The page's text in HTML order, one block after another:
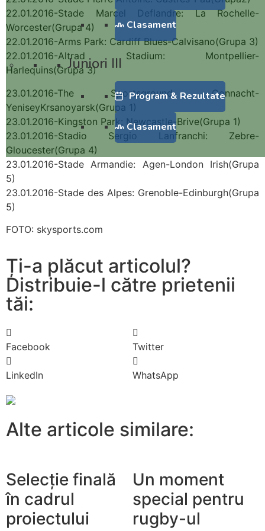
Clasament
Juniori III
Program & Rezultate
Clasament
22.01.2016-Stade Marcel Deflandre: La Rochelle-
Worcester(Grupa 4)
22.01.2016-Arms Park: Cardiff Blues-Calvisano(Grupa 3)
22.01.2016-Altrad Stadium: Montpellier-
Harlequins(Grupa 3)
23.01.2016-The Sportsground: Connacht-
YeniseyKrsanoyarsk(Grupa 1)
23.01.2016-Kingston Park: Newcastle-Brive(Grupa 1)
23.01.2016-Stadio Sergio Lanfranchi: Zebre-
Gloucester(Grupa 4)
23.01.2016-Stade Armandie: Agen-London Irish(Grupa
5)
23.01.2016-Stade des Alpes: Grenoble-Edinburgh(Grupa
5)
FOTO: skysports.com
Ți-a plăcut articolul?
Distribuie-l către prietenii
tăi:
Facebook Twitter
LinkedIn WhatsApp
Alte articole similare:
Selecție finală
în cadrul
proiectului
Un moment
special pentru
rugby-ul